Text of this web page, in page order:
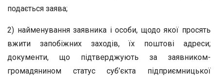
подається заява;
2) найменування заявника і особи, щодо якої просять
вжити запобіжних заходів, їх поштові адреси;
документи, що підтверджують за заявником-
громадянином статус суб’єкта підприємницької